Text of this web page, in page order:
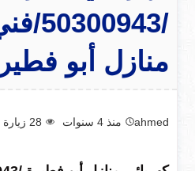
/
منازل أبو
ahmed منذ 4 سنوات 28 زيارة